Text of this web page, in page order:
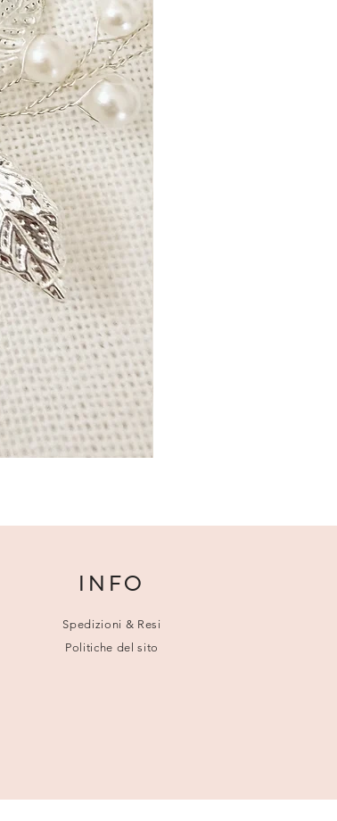
INFO
Spedizioni & Resi
Politiche del sito